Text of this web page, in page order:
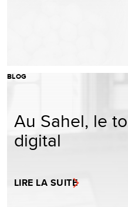
BLOG
Au Sahel, le
digital
LIRE LA SUITE